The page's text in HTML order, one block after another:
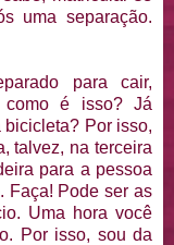
uma separação.
para cair,
como é isso? Já
Por isso,
talvez, na terceira
para a pessoa
Faça! Pode ser as
Uma hora você
Por isso, sou da